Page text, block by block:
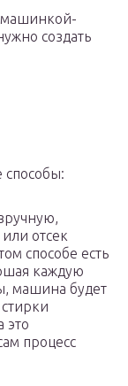
машинкой-
создать
отсек
способе есть
каждую
машина будет
это
процесс